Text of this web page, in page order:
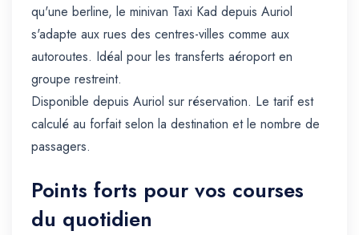
qu'une berline, le minivan Taxi Kad depuis Auriol
s'adapte aux rues des centres-villes comme aux
autoroutes. Idéal pour les transferts aéroport en
groupe restreint.
Disponible depuis Auriol sur réservation. Le tarif est
calculé au forfait selon la destination et le nombre de
passagers.
Points forts pour vos courses
du quotidien